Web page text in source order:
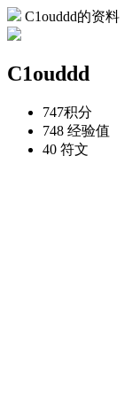
C1ouddd的资料
C1ouddd
747积分
748 经验值
40 符文